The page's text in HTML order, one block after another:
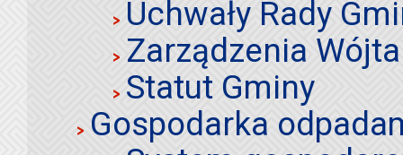
Uchwały Rady
Zarządzenia Wójta
Statut Gminy
Gospodarka